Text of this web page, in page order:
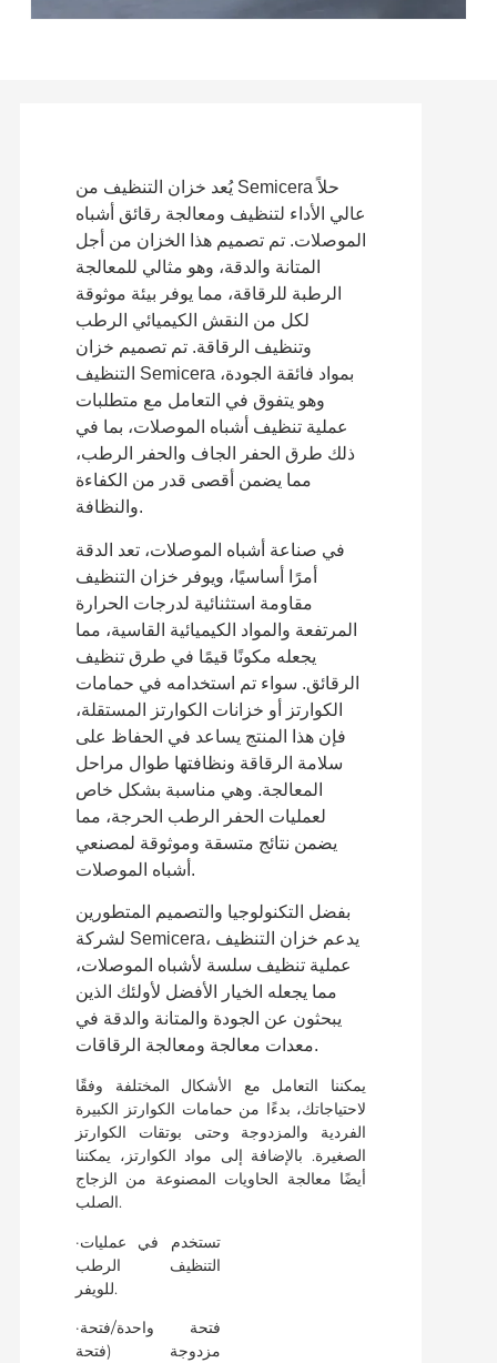
يُعد خزان التنظيف من Semicera حلاً
عالي الأداء لتنظيف ومعالجة رقائق أشباه
الموصلات. تم تصميم هذا الخزان من أجل
المتانة والدقة، وهو مثالي للمعالجة
الرطبة للرقاقة، مما يوفر بيئة موثوقة
لكل من النقش الكيميائي الرطب
وتنظيف الرقاقة. تم تصميم خزان
التنظيف Semicera بمواد فائقة الجودة،
وهو يتفوق في التعامل مع متطلبات
عملية تنظيف أشباه الموصلات، بما في
ذلك طرق الحفر الجاف والحفر الرطب،
مما يضمن أقصى قدر من الكفاءة
والنظافة.
في صناعة أشباه الموصلات، تعد الدقة
أمرًا أساسيًا، ويوفر خزان التنظيف
مقاومة استثنائية لدرجات الحرارة
المرتفعة والمواد الكيميائية القاسية، مما
يجعله مكونًا قيمًا في طرق تنظيف
الرقائق. سواء تم استخدامه في حمامات
الكوارتز أو خزانات الكوارتز المستقلة،
فإن هذا المنتج يساعد في الحفاظ على
سلامة الرقاقة ونظافتها طوال مراحل
المعالجة. وهي مناسبة بشكل خاص
لعمليات الحفر الرطب الحرجة، مما
يضمن نتائج متسقة وموثوقة لمصنعي
أشباه الموصلات.
بفضل التكنولوجيا والتصميم المتطورين
لشركة Semicera، يدعم خزان التنظيف
عملية تنظيف سلسة لأشباه الموصلات،
مما يجعله الخيار الأفضل لأولئك الذين
يبحثون عن الجودة والمتانة والدقة في
معدات معالجة ومعالجة الرقاقات.
يمكننا التعامل مع الأشكال المختلفة وفقًا
لاحتياجاتك، بدءًا من حمامات الكوارتز الكبيرة
الفردية والمزدوجة وحتى بوتقات الكوارتز
الصغيرة. بالإضافة إلى مواد الكوارتز، يمكننا
أيضًا معالجة الحاويات المصنوعة من الزجاج
الصلب.
·تستخدم في عمليات
التنظيف الرطب
للويفر.
·فتحة واحدة/فتحة
مزدوجة (فتحة